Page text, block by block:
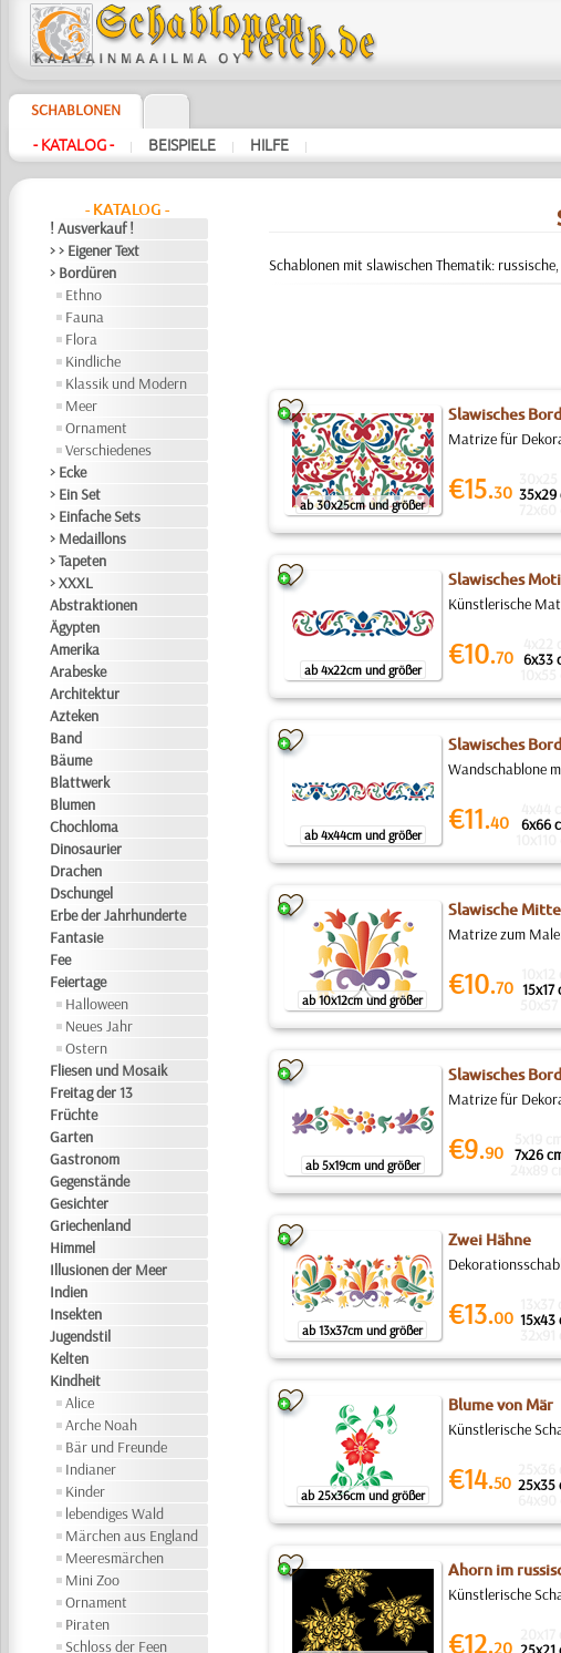
SCHABLONEN
- KATALOG - | BEISPIELE | HILFE |
- KATALOG -
! Ausverkauf !
> > Eigener Text
> Bordüren
Ethno
Fauna
Flora
Kindliche
Klassik und Modern
Meer
Ornament
Verschiedenes
> Ecke
> Ein Set
> Einfache Sets
> Medaillons
> Tapeten
> XXXL
Abstraktionen
Ägypten
Amerika
Arabeske
Architektur
Azteken
Band
Bäume
Blattwerk
Blumen
Chochloma
Dinosaurier
Drachen
Dschungel
Erbe der Jahrhunderte
Fantasie
Fee
Feiertage
Halloween
Neues Jahr
Ostern
Fliesen und Mosaik
Freitag der 13
Früchte
Garten
Gastronom
Gegenstände
Gesichter
Griechenland
Himmel
Illusionen der Meer
Indien
Insekten
Jugendstil
Kelten
Kindheit
Alice
Arche Noah
Bär und Freunde
Indianer
Kinder
lebendiges Wald
Märchen aus England
Meeresmärchen
Mini Zoo
Ornament
Piraten
Schloss der Feen
Schablonen mit slawischen Thematik:
ab 30x25cm und größer
Slawisches
Matrize für
€15.30 35x29
ab 4x22cm und größer
Slawisches
Künstlerische
€10.70 6x33
ab 4x44cm und größer
Slawisches
Wandschablone
€11.40 6x66
ab 10x12cm und größer
Slawische Mitte
Matrize zum
€10.70 15x17
ab 5x19cm und größer
Slawisches
Matrize für
€9.90 7x26
ab 13x37cm und größer
Zwei Hähne
€13.00 15x43
ab 25x36cm und größer
Blume von Mär
Künstlerische
€14.50 25x35
Ahorn im
Künstlerische
€12.20